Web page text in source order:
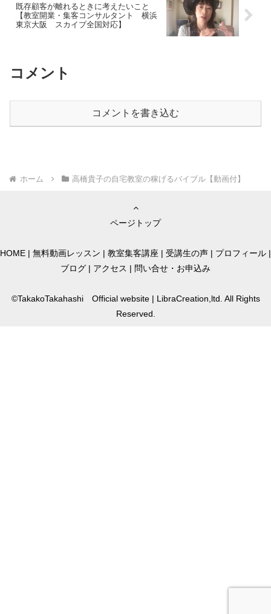
既存顧客が離れるときに考えたいこと
【教室開業・集客コンサルタント 横浜
東京大阪 スカイプ全国対応】
コメント
コメントを書き込む
ホーム 高橋貴子の自宅教室の稼げるバイブル【動画付】
ページトップ
HOME | 無料動画レッスン | 教室集客講座 | 受講生の声 | プロフィール |
ブログ | アクセス | 問い合せ・お申込み
©TakakoTakahashi Official website | LibraCreation,ltd. All Rights
Reserved.